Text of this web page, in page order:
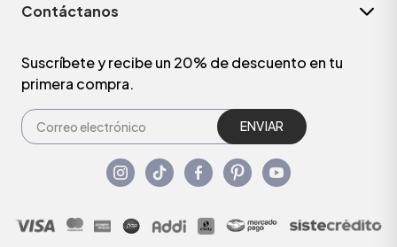
Contáctanos
Suscríbete y recibe un 20% de descuento en tu
primera compra.
ENVIAR